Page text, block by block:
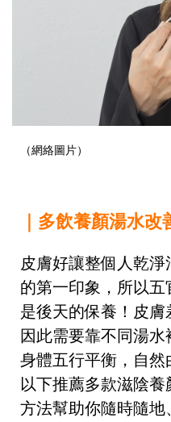
（網絡圖片）
｜多飲養顏湯水
皮膚好讓整個人乾
的第一印象，所以
是後天的保養！皮膚
因此需要靠不同湯
身體五行平衡，自然
以下推薦多款滋陰
方法幫助你隨時隨